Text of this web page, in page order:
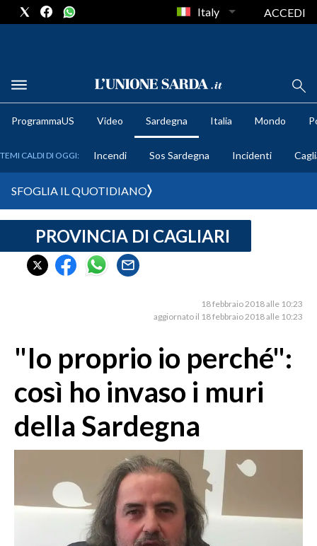
METEO
CRONACA SARDEGNA
CAGLIARI
SASSARI E PROVINCIA
GALLURA
OGLIASTRA
AGENDA
CRONACA
ITALIA
Italy ACCEDI
ProgrammaUS Video Sardegna Italia Mondo
TEMI CALDI DI OGGI: Incendi Sos Sardegna Incidenti
SFOGLIA IL QUOTIDIANO
PROVINCIA DI CAGLIARI
18 febbraio 2018 alle 10:23
aggiornato il 18 febbraio 2018 alle 10:23
"Io proprio io perché":
così ho invaso i muri
della Sardegna